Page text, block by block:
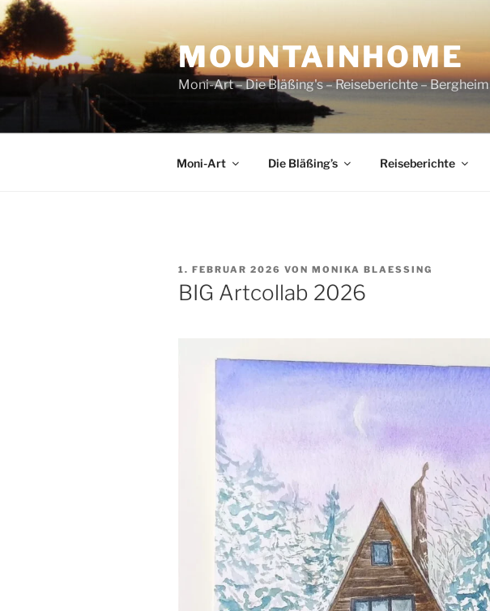
Zum
Inhalt
springen
MOUNTAINHOME
Moni-Art – Die Bläßing's – Reiseberichte – Bergheim
Moni-Art Die Bläßing’s Reiseberichte
VERÖFFENTLICHT
AM
1. FEBRUAR 2026 VON MONIKA BLAESSING
BIG Artcollab 2026